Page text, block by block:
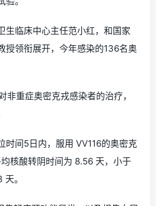
生临床中心主任范小红，和国家
授领衔展开，今年感染的136名奥
非重症奥密克戎感染者的治疗，
时间5日内，服用 VV116的奥密克
核酸转阴时间为 8.56 天，小于
。